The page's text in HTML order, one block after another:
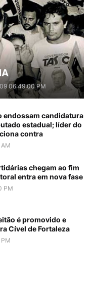
06:49:00 PM
endossam candidatura
estadual; líder do
contra
chegam ao fim
entra em nova fase
PM
é promovido e
Cível de Fortaleza